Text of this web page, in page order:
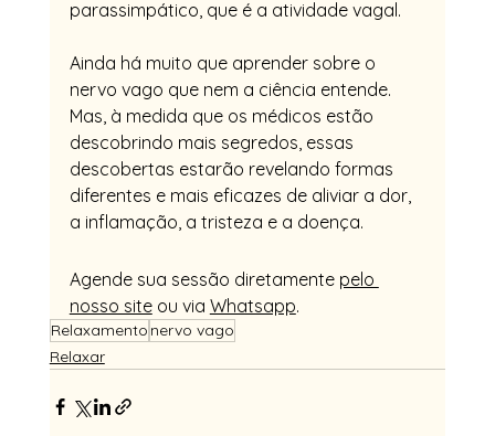
parassimpático, que é a atividade vagal.
Ainda há muito que aprender sobre o
nervo vago que nem a ciência entende.
Mas, à medida que os médicos estão
descobrindo mais segredos, essas
descobertas estarão revelando formas
diferentes e mais eficazes de aliviar a dor,
a inflamação, a tristeza e a doença.
Agende sua sessão diretamente pelo
nosso site ou via Whatsapp.
Relaxamento nervo vago
Relaxar